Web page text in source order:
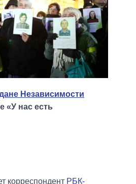
Независимости
«У нас есть
корреспондент РБК-